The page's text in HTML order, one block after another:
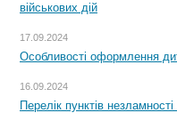
військових дій
17.09.2024
Особливості оформлення
16.09.2024
Перелік пунктів